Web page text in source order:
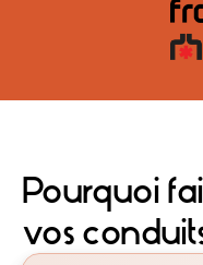
Pourquoi
vos